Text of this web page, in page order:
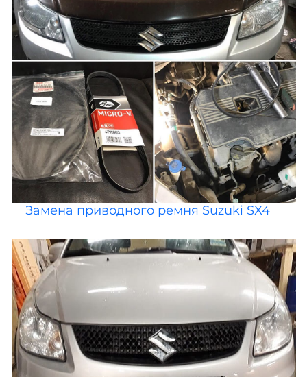
Замена приводного ремня Suzuki SX4